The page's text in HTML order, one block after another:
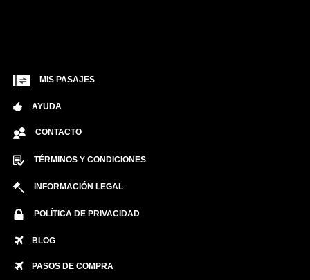
MIS PASAJES
AYUDA
CONTACTO
TÉRMINOS Y CONDICIONES
INFORMACIÓN LEGAL
POLÍTICA DE PRIVACIDAD
BLOG
PASOS DE COMPRA